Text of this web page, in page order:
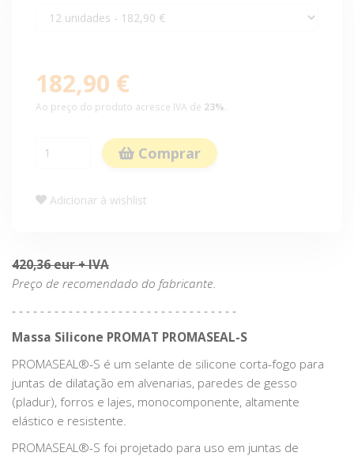
182,90 €
Ao preço do produto acresce IVA de 23%
Comprar
Adicionar à wishlist
420,36 eur + IVA
Preço de recomendado do fabricante.
- - - - - - - - - - - - - - - - - - - - - - - - - - - - - - - -
Massa Silicone PROMAT PROMASEAL-S
PROMASEAL®-S é um selante de silicone corta-fogo para
juntas de dilatação em alvenarias, paredes de gesso
(pladur), forros e lajes, monocomponente, altamente
elástico e resistente.
PROMASEAL®-S foi projetado para uso em juntas de